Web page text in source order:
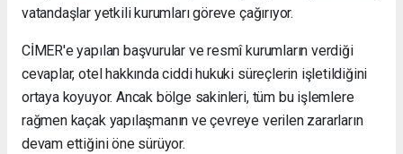
vatandaşlar yetkili kurumları göreve çağırıyor.
CİMER'e yapılan başvurular ve resmî kurumların verdiği
cevaplar, otel hakkında ciddi hukuki süreçlerin işletildiğini
ortaya koyuyor. Ancak bölge sakinleri, tüm bu işlemlere
rağmen kaçak yapılaşmanın ve çevreye verilen zararların
devam ettiğini öne sürüyor.